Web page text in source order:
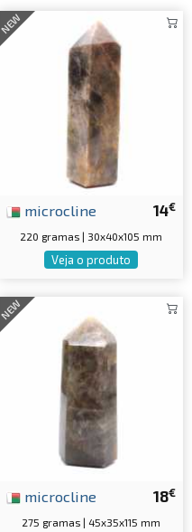
NEW
14€
microcline
220 gramas | 30x40x105 mm
Veja o produto
NEW
18€
microcline
275 gramas | 45x35x115 mm